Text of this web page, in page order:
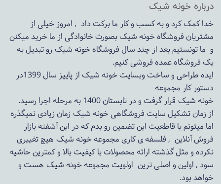
درباره خونه شیک
خدا کمک کرد و به کسب و کار ما برکت داد , امروز خیلی از
مشتریان فروشگاه خونه شیک بصورت خانوادگی از ما خرید میکنن
و ما تونستیم بعد از چند سال فروشگاهخونه شیکرو تبدیل به
یک فروشگاه عمده فروشی کنیم.
ایده طراحی و ساخت وبسایت خونه شیک از پاییز سال 1399در
دستور کار مجموعه
خونه شیک قرار گرفت و در تابستان 1400 به مرحله اجرا رسید.
از زمان تشکیل سایت فروشگاهیخونه شیکزمان زیادی نمیگذره
اما میتونم با قاطعیت این تضمین رو بدم که در این آشفته بازار
فروش آنلاین , فلسفه ی کاری مجموعهخونه شیک هیچ تغییری
نکرده و مثل گذشته ارائه محصولات با کیفیت بالا و کمترین حاشیه
سود , اولین و اصلی ترین اولویت مجموعهخونه شیک هست و
خواهد بود.